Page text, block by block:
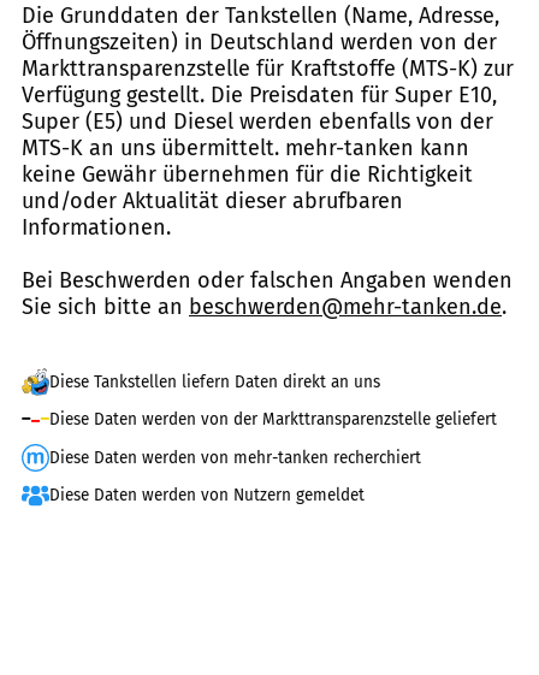
Die Grunddaten der Tankstellen (Name, Adresse,
Öffnungszeiten) in Deutschland werden von der
Markttransparenzstelle für Kraftstoffe (MTS-K) zur
Verfügung gestellt. Die Preisdaten für Super E10,
Super (E5) und Diesel werden ebenfalls von der
MTS-K an uns übermittelt. mehr-tanken kann
keine Gewähr übernehmen für die Richtigkeit
und/oder Aktualität dieser abrufbaren
Informationen.
Bei Beschwerden oder falschen Angaben wenden
Sie sich bitte an beschwerden@mehr-tanken.de.
Diese Tankstellen liefern Daten direkt an uns
Diese Daten werden von der Markttransparenzstelle geliefert
Diese Daten werden von mehr-tanken recherchiert
Diese Daten werden von Nutzern gemeldet